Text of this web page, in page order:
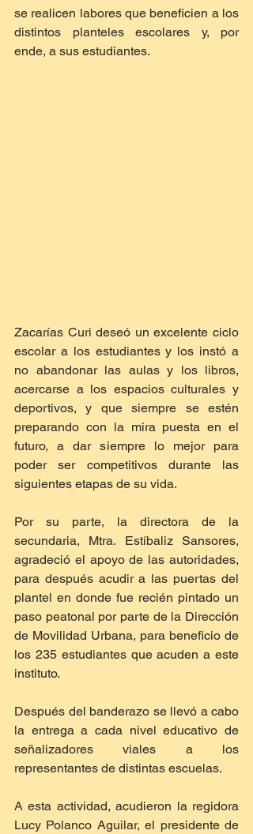
se realicen labores que beneficien a los
distintos planteles escolares y, por
ende, a sus estudiantes.
Zacarías Curi deseó un excelente ciclo
escolar a los estudiantes y los instó a
no abandonar las aulas y los libros,
acercarse a los espacios culturales y
deportivos, y que siempre se estén
preparando con la mira puesta en el
futuro, a dar siempre lo mejor para
poder ser competitivos durante las
siguientes etapas de su vida.
Por su parte, la directora de la
secundaria, Mtra. Estíbaliz Sansores,
agradeció el apoyo de las autoridades,
para después acudir a las puertas del
plantel en donde fue recién pintado un
paso peatonal por parte de la Dirección
de Movilidad Urbana, para beneficio de
los 235 estudiantes que acuden a este
instituto.
Después del banderazo se llevó a cabo
la entrega a cada nivel educativo de
señalizadores viales a los
representantes de distintas escuelas.
A esta actividad, acudieron la regidora
Lucy Polanco Aguilar, el presidente de